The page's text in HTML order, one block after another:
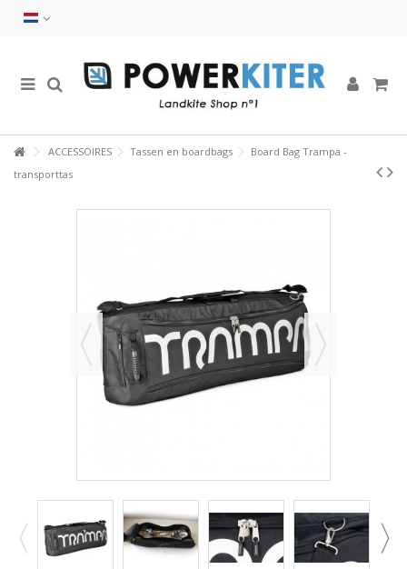
ACCESSOIRES Tassen en boardbags
Board Bag Trampa -
transporttas